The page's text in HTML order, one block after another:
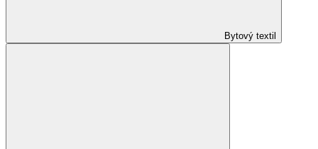
Bytový textil